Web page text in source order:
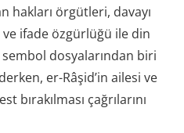
hakları örgütleri, davayı
ifade özgürlüğü ile din
sembol dosyalarından biri
er-Râşid’in ailesi ve
bırakılması çağrılarını